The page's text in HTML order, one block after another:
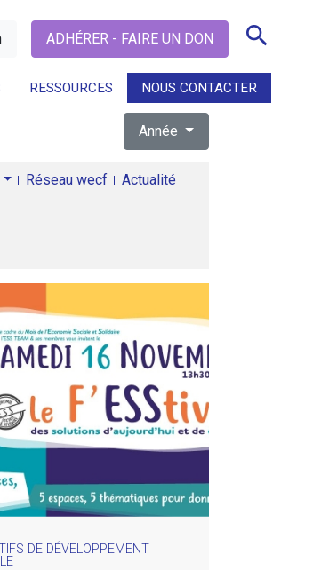
ADHÉRER - FAIRE UN DON search
RESSOURCES NOUS CONTACTER
search
Année
Réseau wecf Actualité
DE DÉVELOPPEMENT